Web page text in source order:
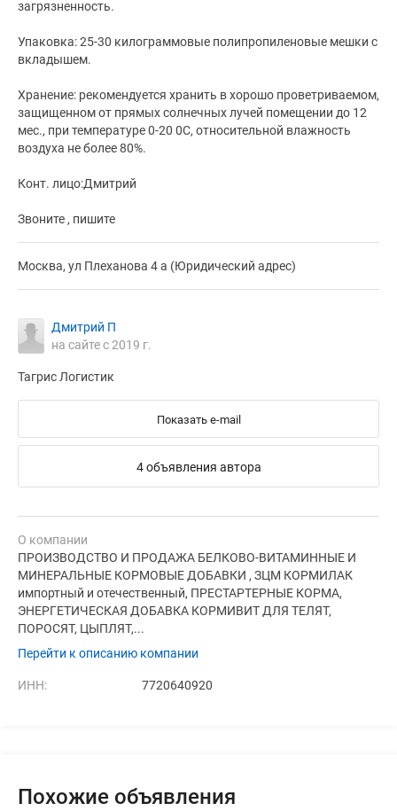
загрязненность.
Упаковка: 25-30 килограммовые полипропиленовые мешки с
вкладышем.
Хранение: рекомендуется хранить в хорошо проветриваемом,
защищенном от прямых солнечных лучей помещении до 12
мес., при температуре 0-20 0С, относительной влажность
воздуха не более 80%.
Конт. лицо:Дмитрий
Звоните , пишите
Москва, ул Плеханова 4 а (Юридический адрес)
Дмитрий П
на сайте с 2019 г.
Тагрис Логистик
Показать e-mail
4 объявления автора
О компании
ПРОИЗВОДСТВО И ПРОДАЖА БЕЛКОВО-ВИТАМИННЫЕ И
МИНЕРАЛЬНЫЕ КОРМОВЫЕ ДОБАВКИ , ЗЦМ КОРМИЛАК
импортный и отечественный, ПРЕСТАРТЕРНЫЕ КОРМА,
ЭНЕРГЕТИЧЕСКАЯ ДОБАВКА КОРМИВИТ ДЛЯ ТЕЛЯТ,
ПОРОСЯТ, ЦЫПЛЯТ,...
Перейти к описанию компании
ИНН: 7720640920
Похожие объявления